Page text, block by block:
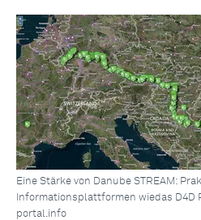
Eine Stärke von Danube STREAM:
Informationsplattformen wiedas D4D
portal.info